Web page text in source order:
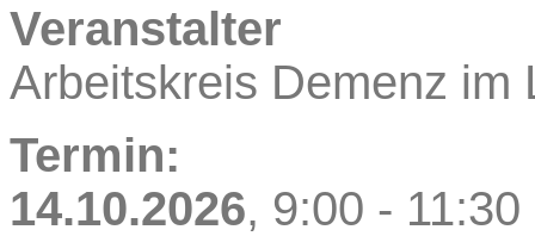
Veranstalter
Arbeitskreis Demenz im
Termin:
14.10.2026, 9:00 - 11:30